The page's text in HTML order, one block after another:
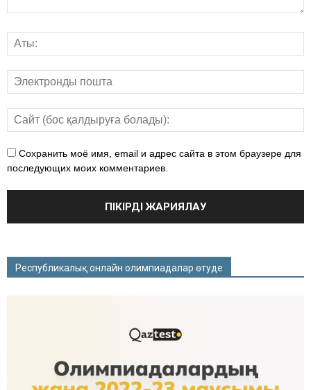
Сохранить моё имя, email и адрес сайта в этом браузере для
последующих моих комментариев.
Республикалық онлайн олимпиадалар өтуде